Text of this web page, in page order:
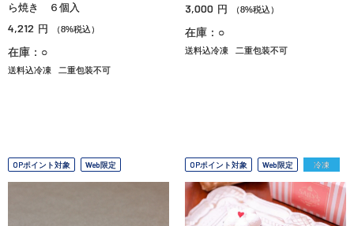
ら焼き ６個入
4,212 円 （8%税込）
在庫：○
送料込冷凍 二重包装不可
3,000 円 （8%税込）
在庫：○
送料込冷凍 二重包装不可
OPポイント対象 Web限定 OPポイント対象 Web限定 冷凍